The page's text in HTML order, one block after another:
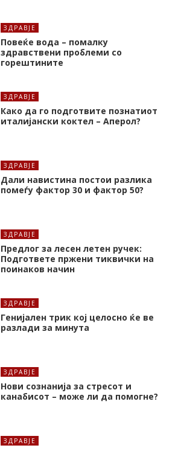
ЗДРАВЈЕ
Повеќе вода – помалку
здравствени проблеми со
горештините
ЗДРАВЈЕ
Како да го подготвите познатиот
италијански коктел – Аперол?
ЗДРАВЈЕ
Дали навистина постои разлика
помеѓу фактор 30 и фактор 50?
ЗДРАВЈЕ
Предлог за лесен летен ручек:
Подгответе пржени тиквички на
поинаков начин
ЗДРАВЈЕ
Генијален трик кој целосно ќе ве
разлади за минута
ЗДРАВЈЕ
Нови сознанија за стресот и
канабисот – може ли да помогне?
ЗДРАВЈЕ